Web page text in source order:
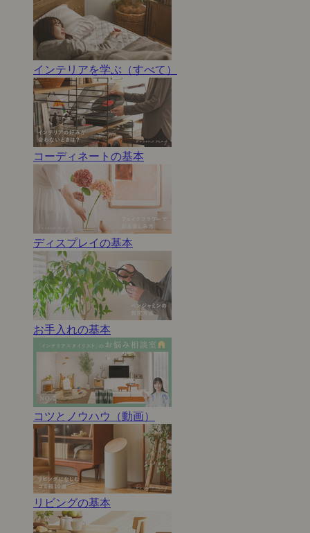
インテリアを学ぶ（すべて）
コーディネートの基本
ディスプレイの基本
お手入れの基本
コツとノウハウ（動画）
リビングの基本